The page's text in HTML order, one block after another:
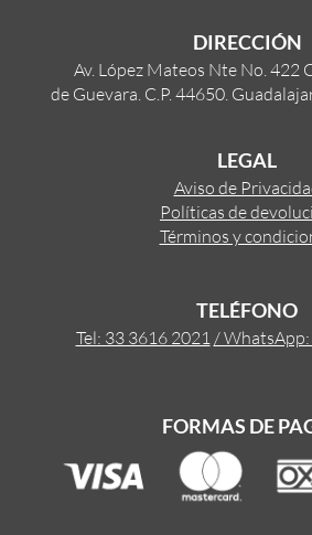
DIRECCIÓN
Av. López Mateos Nte No. 422
de Guevara. C.P. 44650.
LEGAL
Aviso de
Políticas de
Términos y
TELÉFONO
Tel: 33 3616 2021 /
FORMAS DE